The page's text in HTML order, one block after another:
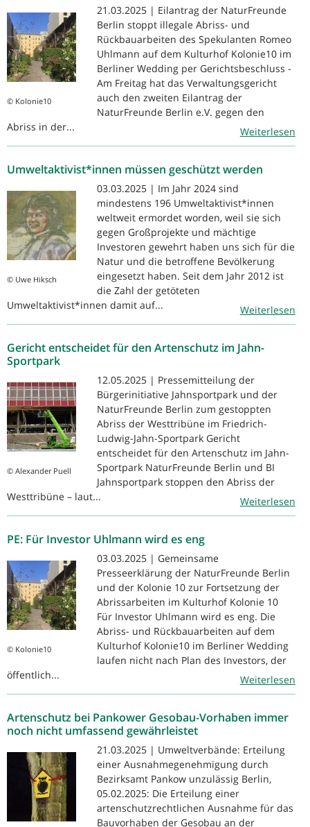
© Kolonie10
21.03.2025 | Eilantrag der NaturFreunde
Berlin stoppt illegale Abriss- und
Rückbauarbeiten des Spekulanten Romeo
Uhlmann auf dem Kulturhof Kolonie10 im
Berliner Wedding per Gerichtsbeschluss -
Am Freitag hat das Verwaltungsgericht
auch den zweiten Eilantrag der
NaturFreunde Berlin e.V. gegen den
Abriss in der...
Weiterlesen
Umweltaktivist*innen müssen geschützt werden
© Uwe Hiksch
03.03.2025 | Im Jahr 2024 sind
mindestens 196 Umweltaktivist*innen
weltweit ermordet worden, weil sie sich
gegen Großprojekte und mächtige
Investoren gewehrt haben uns sich für die
Natur und die betroffene Bevölkerung
eingesetzt haben. Seit dem Jahr 2012 ist
die Zahl der getöteten
Umweltaktivist*innen damit auf...
Weiterlesen
Gericht entscheidet für den Artenschutz im Jahn-
Sportpark
© Alexander Puell
12.05.2025 | Pressemitteilung der
Bürgerinitiative Jahnsportpark und der
NaturFreunde Berlin zum gestoppten
Abriss der Westtribüne im Friedrich-
Ludwig-Jahn-Sportpark Gericht
entscheidet für den Artenschutz im Jahn-
Sportpark NaturFreunde Berlin und BI
Jahnsportpark stoppen den Abriss der
Westtribüne – laut...
Weiterlesen
PE: Für Investor Uhlmann wird es eng
© Kolonie10
03.03.2025 | Gemeinsame
Presseerklärung der NaturFreunde Berlin
und der Kolonie 10 zur Fortsetzung der
Abrissarbeiten im Kulturhof Kolonie 10
Für Investor Uhlmann wird es eng. Die
Abriss- und Rückbauarbeiten auf dem
Kulturhof Kolonie10 im Berliner Wedding
laufen nicht nach Plan des Investors, der
öffentlich...
Weiterlesen
Artenschutz bei Pankower Gesobau-Vorhaben immer
noch nicht umfassend gewährleistet
21.03.2025 | Umweltverbände: Erteilung
einer Ausnahmegenehmigung durch
Bezirksamt Pankow unzulässig Berlin,
05.02.2025: Die Erteilung einer
artenschutzrechtlichen Ausnahme für das
Bauvorhaben der Gesobau an der